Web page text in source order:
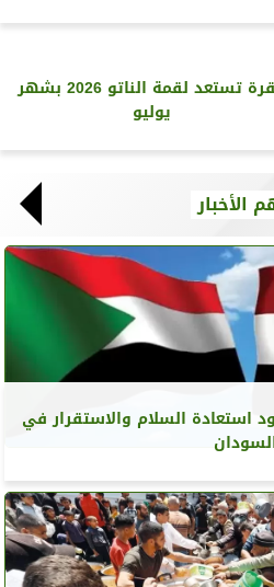
أنقرة تستعد لقمة الناتو 2026 بشهر
يوليو
الأخبار
استعادة السلام والاستقرار في